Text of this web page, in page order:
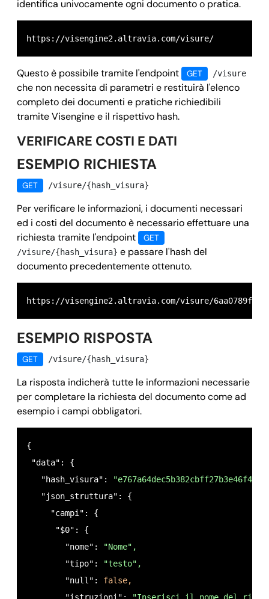
identifica univocamente ogni documento o pratica.
https://visengine2.altravia.com/visure/
Questo è possibile tramite l'endpoint GET /visure
che non necessita di parametri e restituirà l'elenco
completo dei documenti e pratiche richiedibili
tramite Visengine e il rispettivo hash.
VERIFICARE COSTI E DATI
ESEMPIO RICHIESTA
GET /visure/{hash_visura}
Per verificare le informazioni, i documenti necessari
ed i costi del documento è necessario effettuare una
richiesta tramite l'endpoint
GET
/visure/{hash_visura} e passare l'hash del
documento precedentemente ottenuto.
https://visengine2.altravia.com/visure/
ESEMPIO RISPOSTA
GET /visure/{hash_visura}
La risposta indicherà tutte le informazioni necessarie
per completare la richiesta del documento come ad
esempio i campi obbligatori.
{
"data": {
   "hash_visura":
   "json_struttura": {
     "campi": {
      "$0": {
        "nome":
"Nome",
        "tipo":
"testo",
        "null":
false,